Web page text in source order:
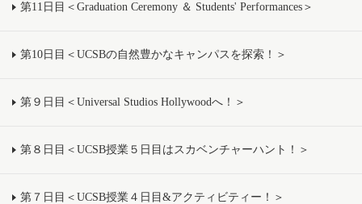
第11日目＜Graduation Ceremony ＆ Students' Performances＞
第10日目＜UCSBの自然豊かなキャンパスを探索！＞
第９日目＜Universal Studios Hollywoodへ！＞
第８日目＜UCSB授業５日目はスカベンチャーハント！＞
第７日目＜UCSB授業４日目&アクティビティー！＞